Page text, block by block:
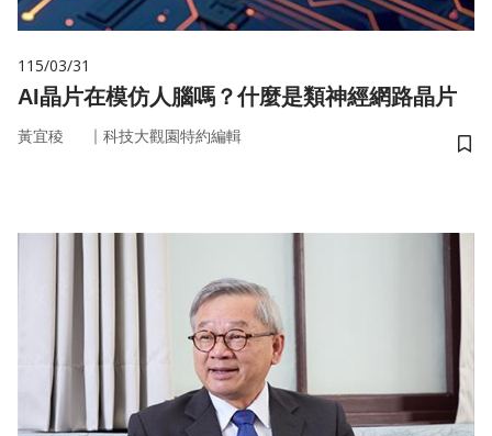
115/03/31
AI晶片在模仿人腦嗎？什麼是類神經網路晶片
黃宜稜 ｜ 科技大觀園特約編輯
儲